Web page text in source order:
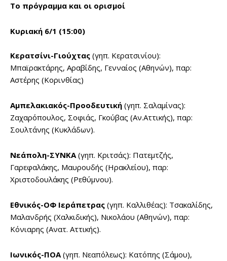
Το πρόγραμμα και οι ορισμοί
Κυριακή 6/1 (15:00)
Κερατσίνι-Γιούχτας (γηπ. Κερατσινίου):
Μπαϊρακτάρης, Αραβίδης, Γενναίος (Αθηνών), παρ:
Αστέρης (Κορινθίας)
Αμπελακιακός-Προοδευτική (γηπ. Σαλαμίνας):
Ζαχαρόπουλος, Σοφιάς, Γκούβας (Αν.Αττικής), παρ:
Σουλτάνης (Κυκλάδων).
Νεάπολη-ΣΥΝΚΑ(γηπ. Κριτσάς): Πατεμτζής,
Γαρεφαλάκης, Μαυρουδής (Ηρακλείου), παρ:
Χριστοδουλάκης (Ρεθύμνου).
Εθνικός-ΟΦ Ιεράπετρας (γηπ. Καλλιθέας): Τσακαλίδης,
Μαλανδρής (Χαλκιδικής), Νικολάου (Αθηνών), παρ:
Κόνιαρης (Ανατ. Αττικής).
Ιωνικός-ΠΟΑ(γηπ. Νεαπόλεως): Κατόπης (Σάμου),